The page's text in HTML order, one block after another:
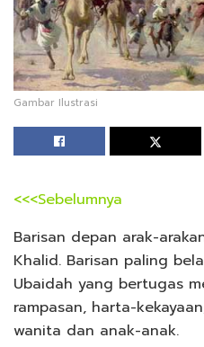
Gambar Ilustrasi
<<<Sebelumnya
Barisan depan arak-
Khalid. Barisan paling
Ubaidah yang bertugas
rampasan, harta-
wanita dan anak-anak.